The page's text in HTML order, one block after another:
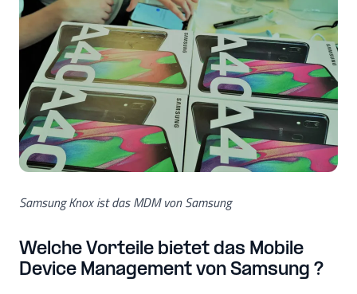
Samsung Knox ist das MDM von Samsung
Welche Vorteile bietet das Mobile
Device Management von Samsung ?